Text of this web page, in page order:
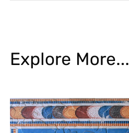
Explore More...